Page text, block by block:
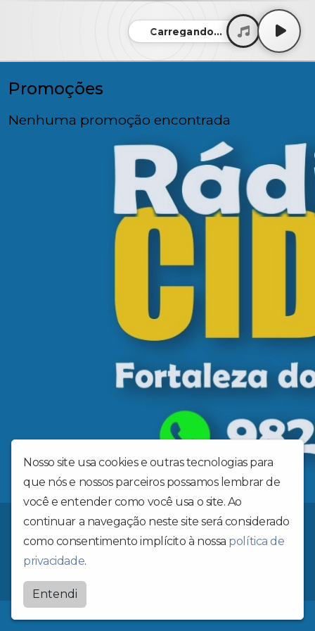
Carregando...
Promoções
Nenhuma promoção encontrada
Nosso site usa cookies e outras tecnologias para
que nós e nossos parceiros possamos lembrar de
você e entender como você usa o site. Ao
continuar a navegação neste site será considerado
como consentimento implícito à nossa política de
privacidade.
Entendi
Rádio Cidade FM
Radiocidadefmfortaleza